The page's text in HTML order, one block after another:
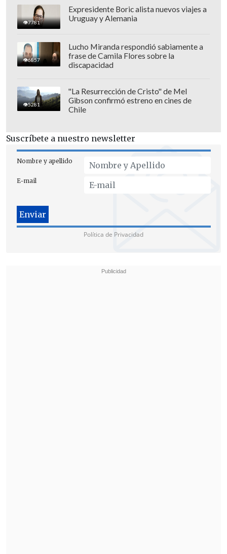
José Antonio Neme protagonizó colisión en
Las Condes
Sin embargo, no perdió la oportunidad
de enviar un mensaje directo a Viñuela:
que sentarnos a sacar cuentas. Eso es
todo lo que te voy a decir", dejando
por el uso de su imagen.
Viñuela respondió directamente en las
redes del canal Mega a la broma de Neme
con humor: "😂😂😂😂😂 todavía no me
7781
Expresidente Boric alista nuevos viajes a
Uruguay y Alemania
6857
Lucho Miranda respondió sabiamente a
frase de Camila Flores sobre la
discapacidad
5281
"La Resurrección de Cristo" de Mel
Gibson confirmó estreno en cines de
Chile
Suscríbete a nuestro newsletter
Nombre y apellido
E-mail
Política de Privacidad